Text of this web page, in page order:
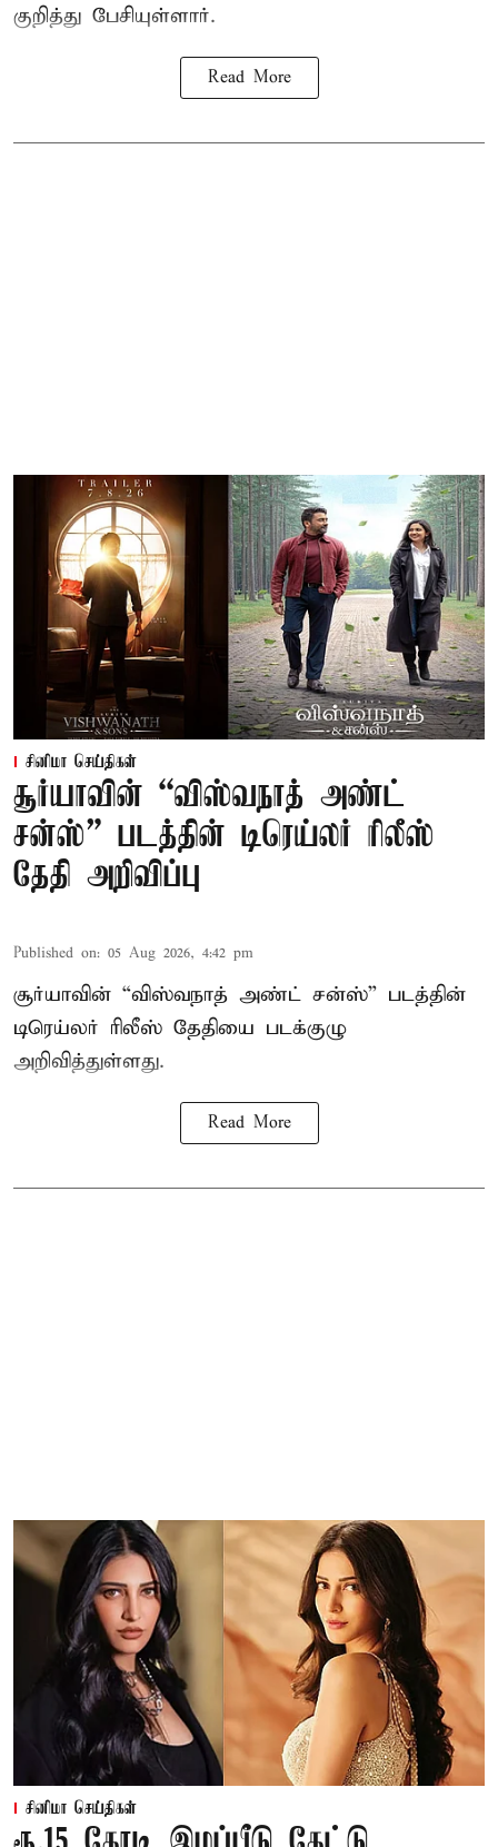
குறித்து பேசியுள்ளார்.
Read More
சினிமா செய்திகள்
சூர்யாவின் “விஸ்வநாத் அண்ட்
சன்ஸ்” படத்தின் டிரெய்லர் ரிலீஸ்
தேதி அறிவிப்பு
Published on: 05 Aug 2026, 4:42 pm
சூர்யாவின் “விஸ்வநாத் அண்ட் சன்ஸ்” படத்தின்
டிரெய்லர் ரிலீஸ் தேதியை படக்குழு
அறிவித்துள்ளது.
Read More
சினிமா செய்திகள்